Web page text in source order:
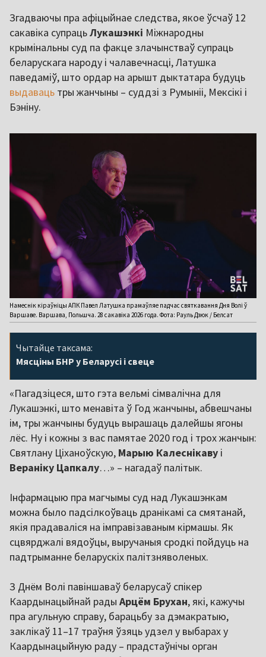
Згадваючы пра афіцыйнае следства, якое ўсчаў 12
сакавіка супрацьЛукашэнкі Міжнародны
крымінальны суд па факце злачынстваў супраць
беларускага народу і чалавечнасці, Латушка
паведаміў, што ордар на арышт дыктатара будуць
выдаваць тры жанчыны – суддзі з Румыніі, Мексікі і
Бэніну.
Намеснік кіраўніцы АПК Павел Латушка прамаўляе падчас святкавання Дня Волі ў
Варшаве. Варшава, Польшча. 28 сакавіка 2026 года. Фота: Рауль Дзюк / Белсат
Чытайце таксама:
Мясціны БНР у Беларусі і свеце
«Пагадзіцеся, што гэта вельмі сімвалічна для
Лукашэнкі, што менавіта ў Год жанчыны, абвешчаны
ім, тры жанчыны будуць вырашаць далейшы ягоны
лёс. Ну і кожны з вас памятае 2020 год і трох жанчын:
Святлану Ціханоўскую, Марыю Калеснікаву і
Вераніку Цапкалу…» – нагадаў палітык.
Інфармацыю пра магчымы суд над Лукашэнкам
можна было падсілкоўваць дранікамі са смятанай,
якія прадаваліся на імправізаваным кірмашы. Як
сцвярджалі вядоўцы, выручаныя сродкі пойдуць на
падтрыманне беларускіх палітзняволеных.
З Днём Волі павіншаваў беларусаў спікер
Каардынацыйнай рады Арцём Брухан, які, кажучы
пра агульную справу, барацьбу за дэмакратыю,
заклікаў 11–17 траўня ўзяць удзел у выбарах у
Каардынацыйную раду – прадстаўнічы орган